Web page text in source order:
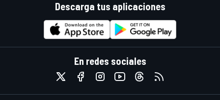
Descarga tus aplicaciones
En redes sociales